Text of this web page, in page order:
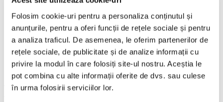
Folosim cookie-uri pentru a personaliza conținutul și
anunțurile, pentru a oferi funcții de rețele sociale și pentru
a analiza traficul. De asemenea, le oferim partenerilor de
rețele sociale, de publicitate și de analize informații cu
privire la modul în care folosiți site-ul nostru. Aceștia le
pot combina cu alte informații oferite de dvs. sau culese
în urma folosirii serviciilor lor.
Teatrul Rosu - Str. Baratiei 31, Bucuresti
Detalii eveniment
The Imperfect Perfect Man
The Red Theatre - Baratiei Street No.31
August 15, 2026 at 4:30 PM
We, women, desperately seek the ideal man. We learned